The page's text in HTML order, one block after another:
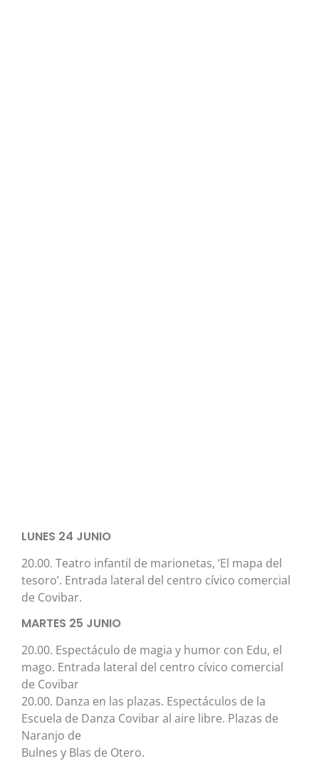
LUNES 24 JUNIO
20.00. Teatro infantil de marionetas, ‘El mapa del
tesoro’. Entrada lateral del centro cívico comercial
de Covibar.
MARTES 25 JUNIO
20.00. Espectáculo de magia y humor con Edu, el
mago. Entrada lateral del centro cívico comercial
de Covibar
20.00. Danza en las plazas. Espectáculos de la
Escuela de Danza Covibar al aire libre. Plazas de
Naranjo de
Bulnes y Blas de Otero.